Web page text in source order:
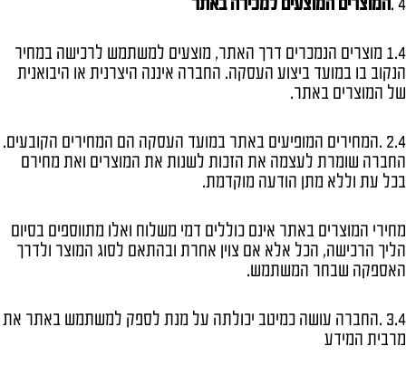
4 . המוצרים המוצעים למכירה באתר
1.4 מוצרים הנמכרים דרך האתר, מוצעים למשתמש לרכישה במחיר
הנקוב בו במועד ביצוע העסקה. החברה איננה היצרנית או היבואנית
של המוצרים באתר.
2.4 .המחירים המופיעים באתר במועד העסקה הם המחירים הקובעים.
החברה שומרת לעצמה את הזכות לשנות את המוצרים ואת מחירם
בכל עת וללא מתן הודעה מוקדמת.
מחירי המוצרים באתר אינם כוללים דמי משלוח ואלו מתווספים בסיום
הליך הרכישה, הכל אלא אם צוין אחרת ובהתאם לסוג המוצר ולדרך
האספקה שבחר המשתמש.
3.4 .החברה עושה כמיטב יכולתה על מנת לספק למשתמש באתר את
מרבית המידע